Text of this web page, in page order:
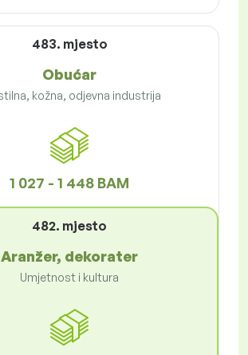
483. mjesto
Obućar
kožna, odjevna industrija
1 027 - 1 448 BAM
482. mjesto
Aranžer, dekorater
Umjetnost i kultura